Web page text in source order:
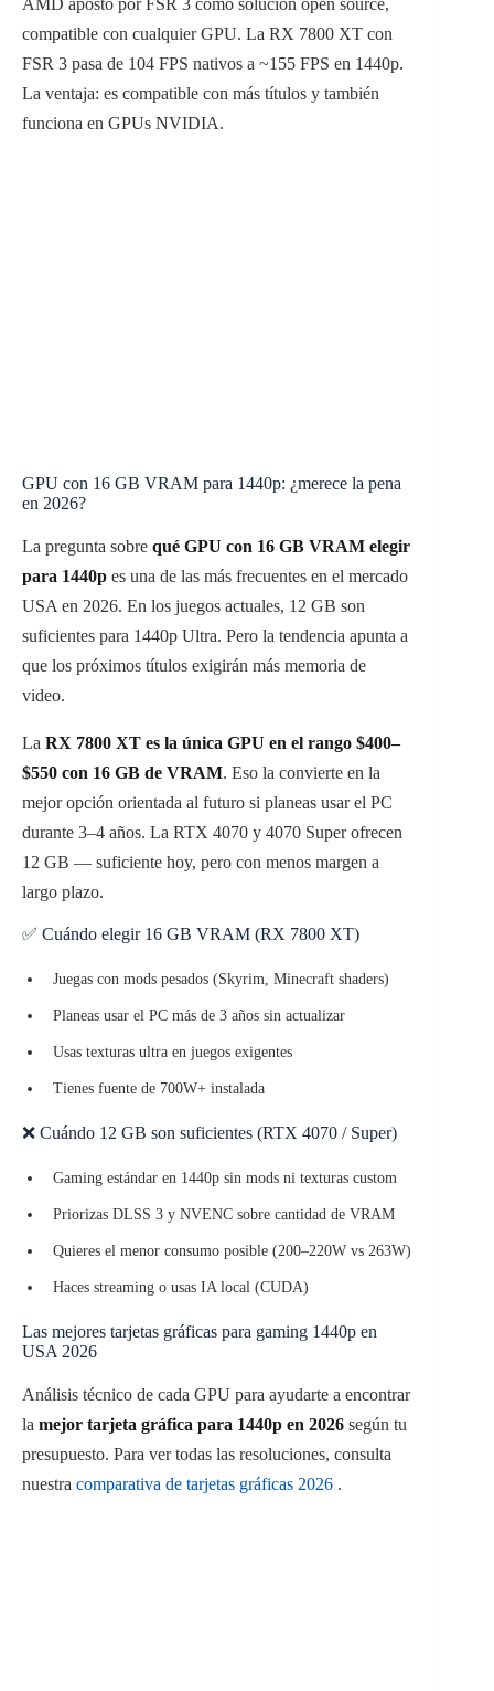
compatible con cualquier GPU. La RX 7800 XT con
FSR 3 pasa de 104 FPS nativos a ~155 FPS en 1440p.
La ventaja: es compatible con más títulos y también
funciona en GPUs NVIDIA.
GPU con 16 GB VRAM para 1440p: ¿merece la pena
en 2026?
La pregunta sobre qué GPU con 16 GB VRAM elegir
para 1440p es una de las más frecuentes en el mercado
USA en 2026. En los juegos actuales, 12 GB son
suficientes para 1440p Ultra. Pero la tendencia apunta a
que los próximos títulos exigirán más memoria de
video.
La RX 7800 XT es la única GPU en el rango $400–
$550 con 16 GB de VRAM. Eso la convierte en la
mejor opción orientada al futuro si planeas usar el PC
durante 3–4 años. La RTX 4070 y 4070 Super ofrecen
12 GB — suficiente hoy, pero con menos margen a
largo plazo.
✅ Cuándo elegir 16 GB VRAM (RX 7800 XT)
Juegas con mods pesados (Skyrim, Minecraft shaders)
Planeas usar el PC más de 3 años sin actualizar
Usas texturas ultra en juegos exigentes
Tienes fuente de 700W+ instalada
❌ Cuándo 12 GB son suficientes (RTX 4070 / Super)
Gaming estándar en 1440p sin mods ni texturas custom
Priorizas DLSS 3 y NVENC sobre cantidad de VRAM
Quieres el menor consumo posible (200–220W vs 263W)
Haces streaming o usas IA local (CUDA)
Las mejores tarjetas gráficas para gaming 1440p en
USA 2026
Análisis técnico de cada GPU para ayudarte a encontrar
la mejor tarjeta gráfica para 1440p en 2026 según tu
presupuesto. Para ver todas las resoluciones, consulta
nuestra comparativa de tarjetas gráficas 2026 .